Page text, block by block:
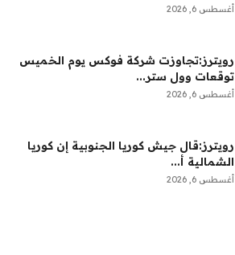
أغسطس 6, 2026
رويترز:‏تجاوزت شركة فوكس يوم الخميس
توقعات وول ستر...
أغسطس 6, 2026
رويترز:‏قال جيش كوريا الجنوبية إن كوريا
الشمالية أ...
أغسطس 6, 2026